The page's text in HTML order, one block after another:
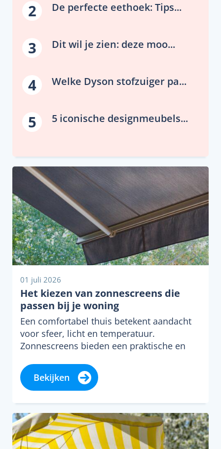
2 De perfecte eethoek: Tips...
3 Dit wil je zien: deze moo...
4 Welke Dyson stofzuiger pa...
5 5 iconische designmeubels...
01 juli 2026
Het kiezen van zonnescreens die
passen bij je woning
Een comfortabel thuis betekent aandacht
voor sfeer, licht en temperatuur.
Zonnescreens bieden een praktische en
Bekijken